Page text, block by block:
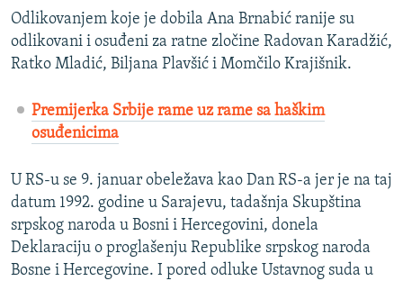
Odlikovanjem koje je dobila Ana Brnabić ranije su
odlikovani i osuđeni za ratne zločine Radovan Karadžić,
Ratko Mladić, Biljana Plavšić i Momčilo Krajišnik.
Premijerka Srbije rame uz rame sa haškim
osuđenicima
U RS-u se 9. januar obeležava kao Dan RS-a jer je na taj
datum 1992. godine u Sarajevu, tadašnja Skupština
srpskog naroda u Bosni i Hercegovini, donela
Deklaraciju o proglašenju Republike srpskog naroda
Bosne i Hercegovine. I pored odluke Ustavnog suda u